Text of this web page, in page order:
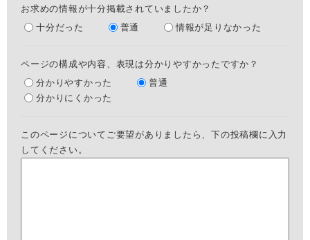
お求めの情報が十分掲載されていましたか？
十分だった
普通 情報が足りなかった
ページの構成や内容、表現は分かりやすかったですか？
分かりやすかった
普通
分かりにくかった
このページについてご要望がありましたら、下の投稿欄に入力
してください。